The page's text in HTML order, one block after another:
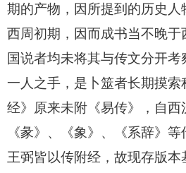
期的产物，因所提到的历史
西周初期，因而成书当不晚
国说者均未将其与传文分开
一人之手，是卜筮者长期摸索
经》原来未附《易传》，自西
《彖》、《象》、《系辞》
王弼皆以传附经，故现存版本